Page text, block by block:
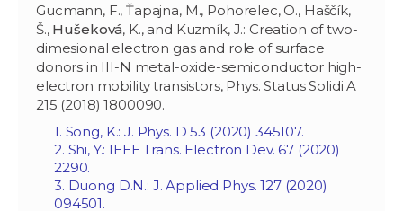
Gucmann, F., Ťapajna, M., Pohorelec, O., Haščík,
Š., Hušeková, K., and Kuzmík, J.: Creation of two-
dimesional electron gas and role of surface
donors in III-N metal-oxide-semiconductor high-
electron mobility transistors, Phys. Status Solidi A
215 (2018) 1800090.
1. Song, K.: J. Phys. D 53 (2020) 345107.
2. Shi, Y.: IEEE Trans. Electron Dev. 67 (2020)
2290.
3. Duong D.N.: J. Applied Phys. 127 (2020)
094501.